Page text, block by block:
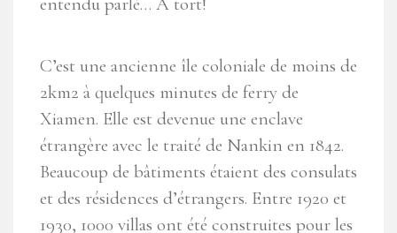
C’est une ancienne île coloniale de moins de
2km2 à quelques minutes de ferry de
Xiamen. Elle est devenue une enclave
étrangère avec le traité de Nankin en 1842.
Beaucoup de bâtiments étaient des consulats
et des résidences d’étrangers. Entre 1920 et
1930, 1000 villas ont été construites pour les